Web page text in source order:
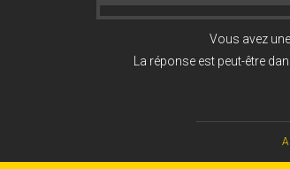
Vous avez
La réponse est peut-être